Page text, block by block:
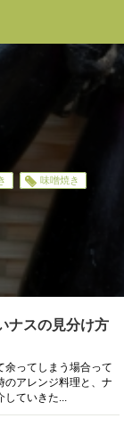
味噌焼き
ナスの見分け方
余ってしまう場合って
のアレンジ料理と、ナ
していきた...